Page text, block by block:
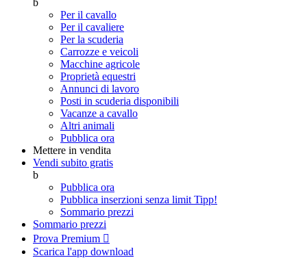
b
Per il cavallo
Per il cavaliere
Per la scuderia
Carrozze e veicoli
Macchine agricole
Proprietà equestri
Annunci di lavoro
Posti in scuderia disponibili
Vacanze a cavallo
Altri animali
Pubblica ora
Mettere in vendita
Vendi subito gratis
b
Pubblica ora
Pubblica inserzioni senza limit Tipp!
Sommario prezzi
Sommario prezzi
Prova Premium 
Scarica l'app download